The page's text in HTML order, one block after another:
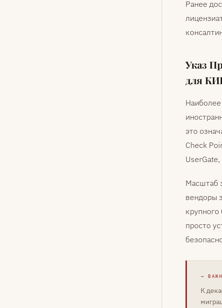
Ранее
Указ
для
это
Check
Масштаб
вендоры
просто
К